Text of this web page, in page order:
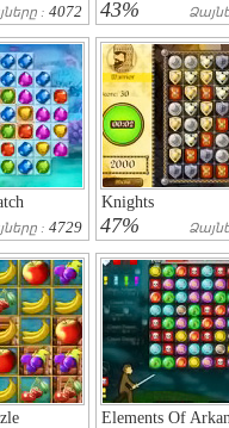
: 4072 43%
: 4729
Knights
47%
Elements Of